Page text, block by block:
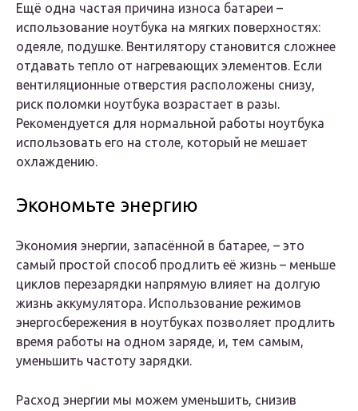
Ещё одна частая причина износа батареи –
использование ноутбука на мягких поверхностях:
одеяле, подушке. Вентилятору становится сложнее
отдавать тепло от нагревающих элементов. Если
вентиляционные отверстия расположены снизу,
риск поломки ноутбука возрастает в разы.
Рекомендуется для нормальной работы ноутбука
использовать его на столе, который не мешает
охлаждению.
Экономьте энергию
Экономия энергии, запасённой в батарее, – это
самый простой способ продлить её жизнь – меньше
циклов перезарядки напрямую влияет на долгую
жизнь аккумулятора. Использование режимов
энергосбережения в ноутбуках позволяет продлить
время работы на одном заряде, и, тем самым,
уменьшить частоту зарядки.
Расход энергии мы можем уменьшить, снизив